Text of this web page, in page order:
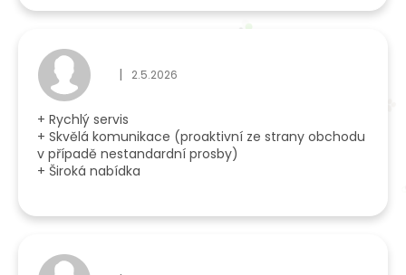
Hodnocení obchodu je 5 z 5 hvězdiček.
| 2.5.2026
+ Rychlý servis
+ Skvělá komunikace (proaktivní ze strany obchodu
v případě nestandardní prosby)
+ Široká nabídka